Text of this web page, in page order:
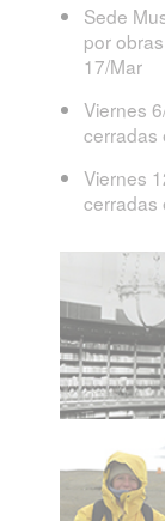
Sede
por
17/Mar
Viernes
cerradas
Viernes
cerradas